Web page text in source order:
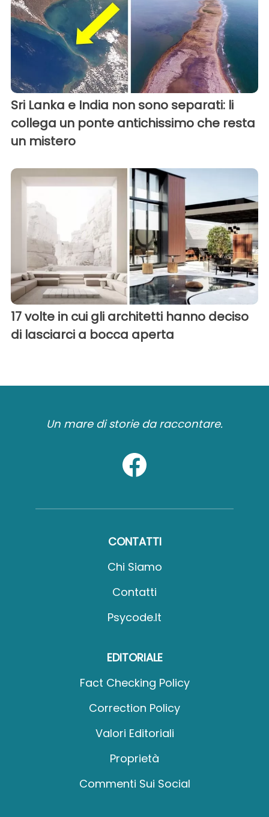
Sri Lanka e India non sono separati: li
collega un ponte antichissimo che resta
un mistero
17 volte in cui gli architetti hanno deciso
di lasciarci a bocca aperta
Un mare di storie da raccontare.
CONTATTI
Chi Siamo
Contatti
Psycode.it
EDITORIALE
Fact Checking Policy
Correction Policy
Valori Editoriali
Proprietà
Commenti Sui Social